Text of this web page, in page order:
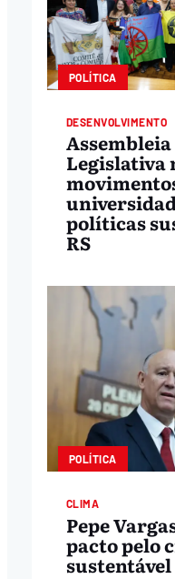
POLÍTICA
DESENVOLVIMENTO
Assembleia
Legislativa
políticas
RS
POLÍTICA
CLIMA
Pepe
pacto pelo
sustentável